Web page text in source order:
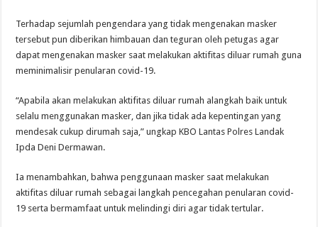
Terhadap sejumlah pengendara yang tidak mengenakan masker
tersebut pun diberikan himbauan dan teguran oleh petugas agar
dapat mengenakan masker saat melakukan aktifitas diluar rumah guna
meminimalisir penularan covid-19.
“Apabila akan melakukan aktifitas diluar rumah alangkah baik untuk
selalu menggunakan masker, dan jika tidak ada kepentingan yang
mendesak cukup dirumah saja,” ungkap KBO Lantas Polres Landak
Ipda Deni Dermawan.
Ia menambahkan, bahwa penggunaan masker saat melakukan
aktifitas diluar rumah sebagai langkah pencegahan penularan covid-
19 serta bermamfaat untuk melindingi diri agar tidak tertular.